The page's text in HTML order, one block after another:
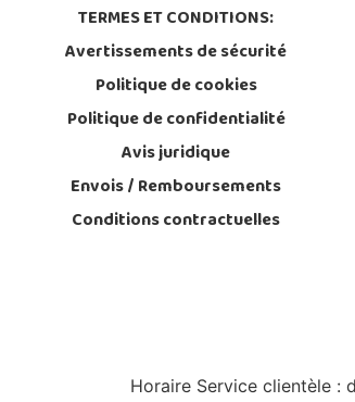
TERMES ET CONDITIONS:
Avertissements de sécurité
Politique de cookies
Politique de confidentialité
Avis juridique
Envois / Remboursements
Conditions contractuelles
Horaire Service clientèle :